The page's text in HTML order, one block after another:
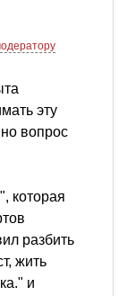
эту
вопрос
которая
разбить
жить
и